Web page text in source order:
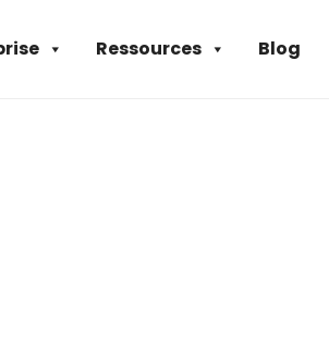
Blog
Ressources